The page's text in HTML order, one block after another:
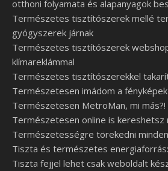
otthoni folyamata és alapanyagok
Természetes tisztítószerek mellé
gyógyszerek járnak
Természetes tisztítószerek
klímareklámmal
Természetes tisztítószerekkel
Természetesen imádom a
Természetesen MetroMan, mi más?!
Természetesen online is kereshetsz
Természetességre törekedni
Tiszta és természetes
Tiszta fejjel lehet csak weboldalt